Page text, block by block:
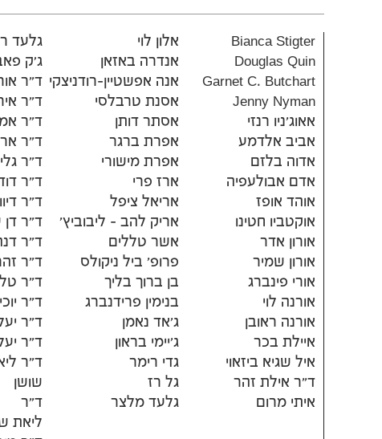
Bianca Stigter
Douglas Quin
Garnet C. Butchart
Jenny Nyman
אאוג'ניו רנזי
אביב אלדמע
אדוה בלזם
אדם אבולעפיה
אוהד אופז
אוקטביו חטינו
אורון אדר
אורון שמיר
אורי פינברג
אורנה לוי
אורנה ראובן
איילת בכר
איל שגיא ביזאוי
ד"ר אילת זהר
איתי מרום
אלון לוי
אנדרה באזאן
אנה אפשטיין-רודניצקי
אסנת טרבלסי
אסתר דותן
אפרת ברגר
אפרת מישורי
ארז פרי
אריאל ציפל
אריק להב - ליבוביץ'
אשר טללים
פרופ' ביל ניקולס
בן ברוך בליך
בנימין פרידנברג
ג'אד נאמן
ג'יימי בראון
גדי רימר
גל רז
גלעד מלצר
גלעד
ג׳ק
ד"ר
ד"ר
ד"ר
ד"ר
ד"ר
ד"ר
ד"ר
ד"ר דן
ד"ר
ד"ר
ד"ר
ד"ר
ד"ר
ד"ר
ד"ר
שושן
ד"ר
ליאת